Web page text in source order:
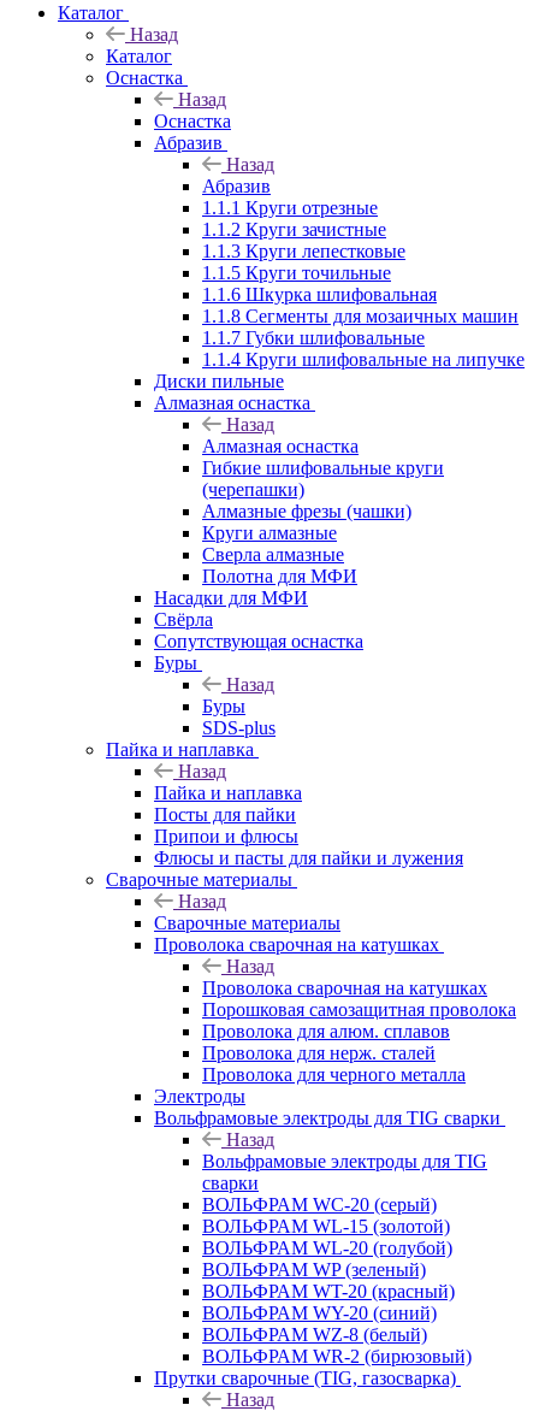
Каталог
Назад
Каталог
Оснастка
Назад
Оснастка
Абразив
Назад
Абразив
1.1.1 Круги отрезные
1.1.2 Круги зачистные
1.1.3 Круги лепестковые
1.1.5 Круги точильные
1.1.6 Шкурка шлифовальная
1.1.8 Сегменты для мозаичных машин
1.1.7 Губки шлифовальные
1.1.4 Круги шлифовальные на липучке
Диски пильные
Алмазная оснастка
Назад
Алмазная оснастка
Гибкие шлифовальные круги
(черепашки)
Алмазные фрезы (чашки)
Круги алмазные
Сверла алмазные
Полотна для МФИ
Насадки для МФИ
Свёрла
Сопутствующая оснастка
Буры
Назад
Буры
SDS-plus
Пайка и наплавка
Назад
Пайка и наплавка
Посты для пайки
Припои и флюсы
Флюсы и пасты для пайки и лужения
Сварочные материалы
Назад
Сварочные материалы
Проволока сварочная на катушках
Назад
Проволока сварочная на катушках
Порошковая самозащитная проволока
Проволока для алюм. сплавов
Проволока для нерж. сталей
Проволока для черного металла
Электроды
Вольфрамовые электроды для TIG сварки
Назад
Вольфрамовые электроды для TIG
сварки
ВОЛЬФРАМ WC-20 (серый)
ВОЛЬФРАМ WL-15 (золотой)
ВОЛЬФРАМ WL-20 (голубой)
ВОЛЬФРАМ WP (зеленый)
ВОЛЬФРАМ WT-20 (красный)
ВОЛЬФРАМ WY-20 (синий)
ВОЛЬФРАМ WZ-8 (белый)
ВОЛЬФРАМ WR-2 (бирюзовый)
Прутки сварочные (TIG, газосварка)
Назад